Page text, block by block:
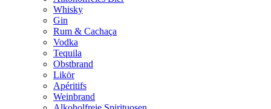
Whisky
Gin
Rum & Cachaça
Vodka
Tequila
Obstbrand
Likör
Apéritifs
Weinbrand